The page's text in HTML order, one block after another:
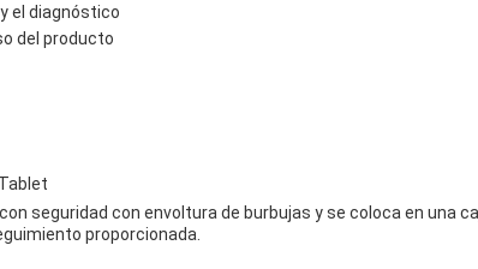
el diagnóstico
del producto
seguridad con envoltura de burbujas y se coloca en una
proporcionada.